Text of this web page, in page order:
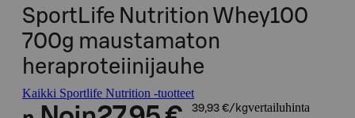
SportLife Nutrition Whey100
700g maustamaton
heraproteiinijauhe
Kaikki Sportlife Nutrition -tuotteet
39,93 €/kgvertailuhinta